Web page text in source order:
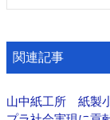
関連記事
山中紙工所 紙製